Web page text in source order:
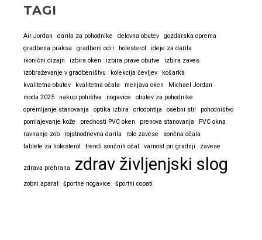
prava
izbira.
Preprosto
vem.
TAGI
Air Jordan darila za pohodnike delovna obutev
gozdarska oprema
gradbena praksa
gradbeni odri holesterol
ideje za darila
ikonični dizajn
izbira oken izbira prave obutve
izbira zaves
izobraževanje v gradbeništvu
kolekcija čevljev
košarka
kvalitetna obutev
kvalitetna očala menjava oken
Michael Jordan
moda 2025
nakup pohištva nogavice
obutev za pohodnike
opremljanje stanovanja
optika izbira ortodontija osebni stil
pohodništvo
pomlajevanje kože
prednosti PVC oken prenova stanovanja
PVC okna
ravnanje zob
rojstnodnevna darila rolo zavese
sončna očala
tablete za holesterol
trendi sončnih očal varnost pri gradnji zavese
zdrava prehrana zdrav življenjski slog
zobni aparat športne nogavice športni copati